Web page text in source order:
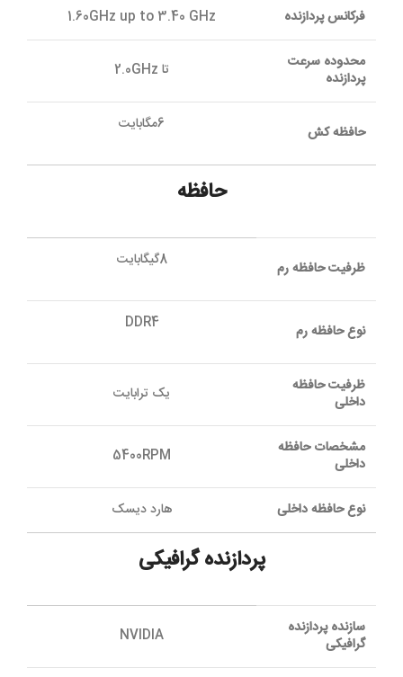
فرکانس پردازنده 1.60GHz up to 3.40 GHz
محدوده سرعت
پردازنده تا 2.0GHz
حافظه کش 6مگابایت
حافظه
ظرفیت حافظه رم 8گیگابایت
نوع حافظه رم DDR4
ظرفیت حافظه
داخلی یک ترابایت
مشخصات حافظه
داخلی 5400RPM
نوع حافظه داخلی هارد دیسک
پردازنده گرافیکی
سازنده پردازنده
گرافیکی NVIDIA